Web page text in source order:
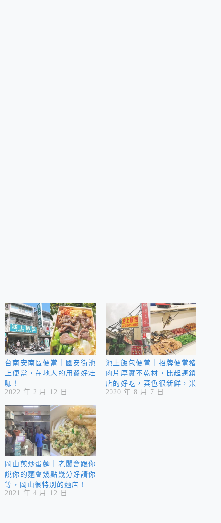
台南安南區便當｜國安街池
上便當，在地人的用餐好灶
咖！
2022 年 2 月 12 日
池上飯包便當｜招牌便當豬
肉片厚實不乾材，比起連鎖
店的好吃，菜色很新鮮，米
飯也很Q彈，65元經濟實惠
2020 年 8 月 7 日
岡山煎炒蛋麵｜老闆會跟你
說你的麵會幾點幾分好請你
等，岡山很特別的麵店！
2021 年 4 月 12 日